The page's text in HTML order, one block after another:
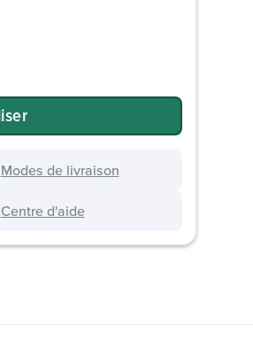
Modes de livraison
Centre d'aide